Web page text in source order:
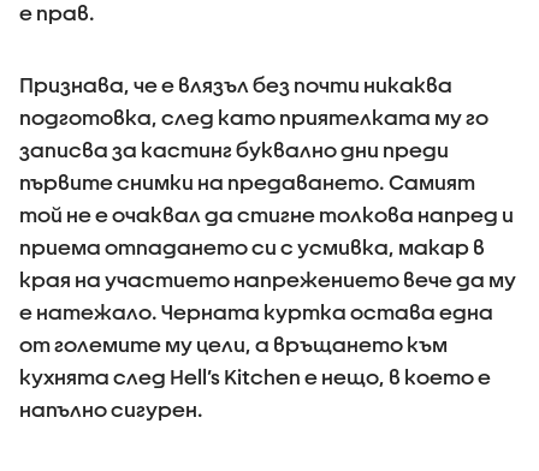
е прав.
Признава, че е влязъл без почти никаква
подготовка, след като приятелката му го
записва за кастинг буквално дни преди
първите снимки на предаването. Самият
той не е очаквал да стигне толкова напред и
приема отпадането си с усмивка, макар в
края на участието напрежението вече да му
е натежало. Черната куртка остава една
от големите му цели, а връщането към
кухнята след Hell’s Kitchen е нещо, в което е
напълно сигурен.